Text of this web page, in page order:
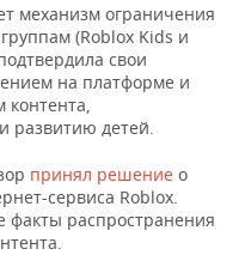
механизм ограничения
(Roblox Kids и
свои
на платформе и
развитию детей.
принял решение о
сервиса Roblox.
факты распространения